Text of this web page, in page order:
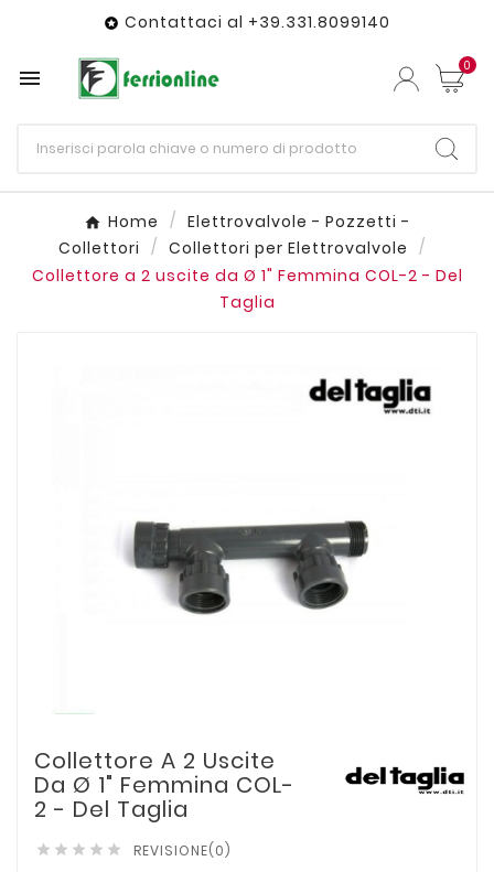
 Contattaci al +39.331.8099140
 0
Home
Elettrovalvole - Pozzetti -
Collettori
Collettori per Elettrovalvole
Collettore a 2 uscite da Ø 1" Femmina COL-2 - Del
Taglia
Collettore A 2 Uscite
Da Ø 1" Femmina COL-
2 - Del Taglia
     REVISIONE(0)